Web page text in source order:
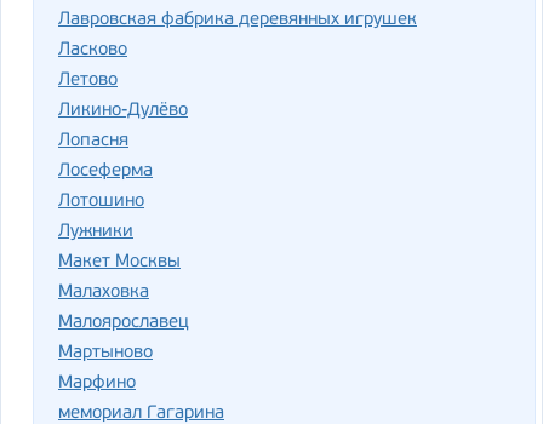
Лавровская фабрика деревянных игрушек
Ласково
Летово
Ликино-Дулёво
Лопасня
Лосеферма
Лотошино
Лужники
Макет Москвы
Малаховка
Малоярославец
Мартыново
Марфино
мемориал Гагарина